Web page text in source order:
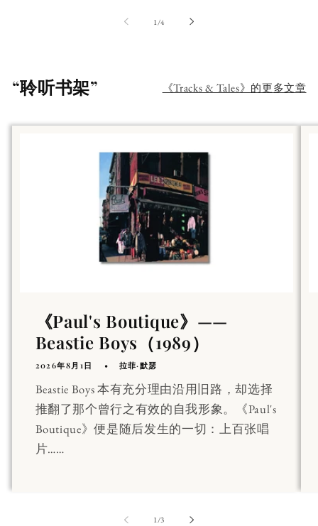
1 /第
4
“聆听书架” 《Tracks & Tales》的更多文章
《Paul's Boutique》——
Beastie Boys（1989）
2026年8月1日 拉菲·默瑟
Beastie Boys 本有充分理由沿用旧路，却选择
推翻了那个曾行之有效的自我形象。《Paul's
Boutique》便是随后发生的一切：上百张唱
片……
1/第
3